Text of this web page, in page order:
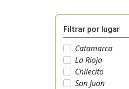
Filtrar por lugar
Catamarca
La Rioja
Chilecito
San Juan